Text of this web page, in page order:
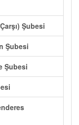
Şubesi
Şubesi
Şubesi